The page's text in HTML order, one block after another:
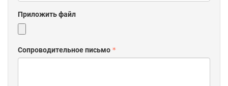
Приложить файл
Сопроводительное письмо